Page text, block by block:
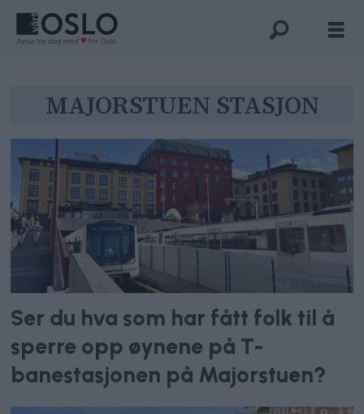
Tag:
majorstuen
stasjon
MAJORSTUEN STASJON
Ser du hva som har fått folk til å
sperre opp øynene på T-
banestasjonen på Majorstuen?